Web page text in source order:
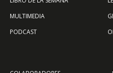
MULTIMEDIA
PODCAST